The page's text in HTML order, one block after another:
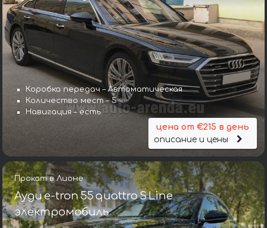
Коробка передач – Автоматическая
Количество мест – 5
Навигация – есть
цена от €215 в день
описание и цены
Прокат в Лионе
Ауди e-tron 55 quattro S Line
электромобиль